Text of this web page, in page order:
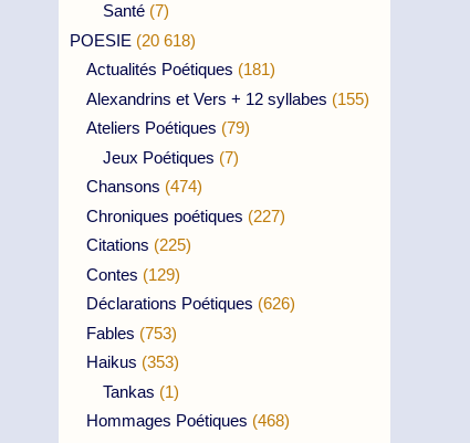
Santé (7)
POESIE (20 618)
Actualités Poétiques (181)
Alexandrins et Vers + 12 syllabes (155)
Ateliers Poétiques (79)
Jeux Poétiques (7)
Chansons (474)
Chroniques poétiques (227)
Citations (225)
Contes (129)
Déclarations Poétiques (626)
Fables (753)
Haikus (353)
Tankas (1)
Hommages Poétiques (468)